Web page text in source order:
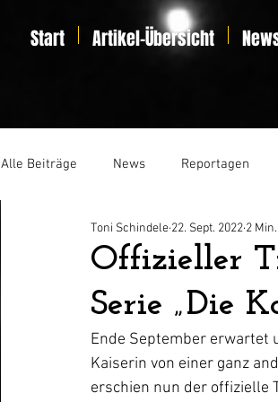
Start Artikel-Übersicht
Alle Beiträge News Reportagen
Home Entertainment
Offizieller
Serie „Die
Toni Schindele 22. Sept. 2022 2
Ende September erwartet
Kaiserin von einer ganz
erschien nun der offizielle